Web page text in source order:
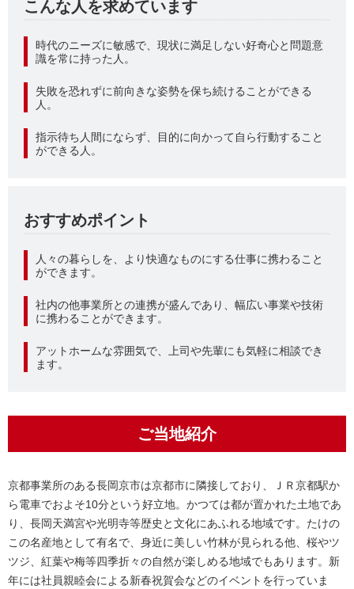
こんな人を求めています
時代のニーズに敏感で、現状に満足しない好奇心と問題意
識を常に持った人。
失敗を恐れずに前向きな姿勢を保ち続けることができる
人。
指示待ち人間にならず、目的に向かって自ら行動すること
ができる人。
おすすめポイント
人々の暮らしを、より快適なものにする仕事に携わること
ができます。
社内の他事業所との連携が盛んであり、幅広い事業や技術
に携わることができます。
アットホームな雰囲気で、上司や先輩にも気軽に相談でき
ます。
ご当地紹介
京都事業所のある長岡京市は京都市に隣接しており、ＪＲ京都駅か
ら電車でおよそ10分という好立地。かつては都が置かれた土地であ
り、長岡天満宮や光明寺等歴史と文化にあふれる地域です。たけの
この名産地として有名で、身近に美しい竹林が見られる他、桜やツ
ツジ、紅葉や梅等四季折々の自然が楽しめる地域でもあります。新
年には社員親睦会による新春祝賀会などのイベントを行っていま